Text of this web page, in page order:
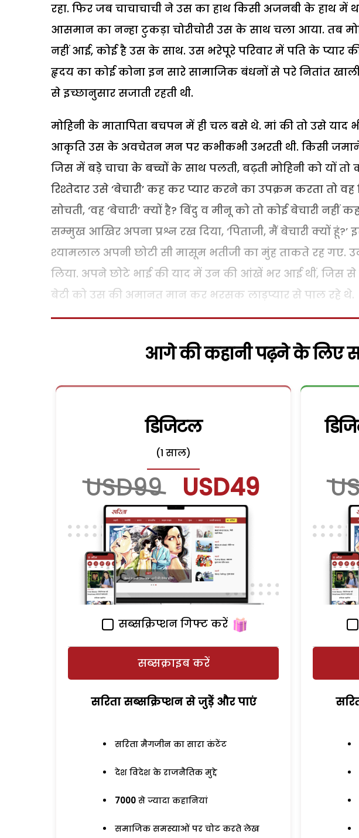
रहा. फिर जब चाचाचाची ने उस का हाथ किसी अजनबी के हाथ में
आसमान का नन्हा टुकड़ा चोरीचोरी उस के साथ चला आया. तब
नहीं आई, कोई है उस के साथ. उस भरेपूरे परिवार में पति के प्यार
हृदय का कोई कोना इन सारे सामाजिक बंधनों से परे नितांत
से इच्छानुसार सजाती रहती थी.
मोहिनी के मातापिता बचपन में ही चल बसे थे. मां की तो उसे याद
आकृति उस के अवचेतन मन पर कभीकभी उभरती थी. किसी जमाने
जिस में बड़े चाचा के बच्चों के साथ पलती, बढ़ती मोहिनी को यों
रिश्तेदार उसे ‘बेचारी’ कह कर प्यार करने का उपक्रम करता तो
सोचती, ‘वह ‘बेचारी’ क्यों है? बिंदु व मीनू को तो कोई बेचारी
सम्मुख आखिर अपना प्रश्न रख दिया, ‘पिताजी, मैं बेचारी क्यों
श्यामलाल अपनी छोटी सी मासूम भतीजी का मुंह ताकते रह गए.
लिया. अपने छोटे भाई की याद में उन की आंखें भर आई थीं, जिस से
बेटी को उस की अमानत मान कर भरसक लाड़प्यार से पाल रहे थे.
आगे की कहानी पढ़ने के लिए
डिजिटल
(1 साल)
USD99 USD49
सब्सक्रिप्शन गिफ्ट करें
सब्सक्राइब करें
सरिता सब्सक्रिप्शन से जुड़ेें और पाएं
सरिता मैगजीन का सारा कंटेंट
देश विदेश के राजनैतिक मुद्दे
7000 से ज्यादा कहानियां
समाजिक समस्याओं पर चोट करते लेख